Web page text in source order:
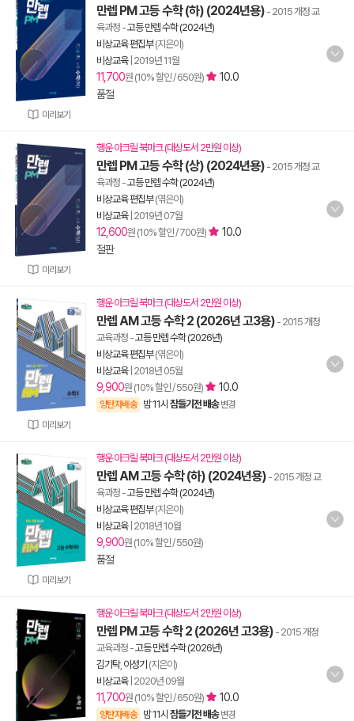
미리보기
만렙 PM 고등 수학 (하) (2024년용) - 2015 개정 교
육과정 -고등 만렙 수학 (2024년)
비상교육 편집부(지은이)
비상교육| 2019년 11월
11,700원 (10% 할인 / 650원)
10.0
품절
미리보기
행운 아크릴 북마크 (대상도서 2만원 이상)
만렙 PM 고등 수학 (상) (2024년용) - 2015 개정 교
육과정 -고등 만렙 수학 (2024년)
비상교육 편집부(엮은이)
비상교육| 2019년 07월
12,600원 (10% 할인 / 700원)
10.0
절판
미리보기
행운 아크릴 북마크 (대상도서 2만원 이상)
만렙 AM 고등 수학 2 (2026년 고3용) - 2015 개정
교육과정 -고등 만렙 수학 (2026년)
비상교육 편집부(엮은이)
비상교육| 2018년 05월
9,900원 (10% 할인 / 550원) 10.0
양탄자배송 밤 11시 잠들기전 배송 변경
미리보기
행운 아크릴 북마크 (대상도서 2만원 이상)
만렙 AM 고등 수학 (하) (2024년용) - 2015 개정 교
육과정 -고등 만렙 수학 (2024년)
비상교육 편집부(지은이)
비상교육| 2018년 10월
9,900원 (10% 할인 / 550원)
품절
행운 아크릴 북마크 (대상도서 2만원 이상)
만렙 PM 고등 수학 2 (2026년 고3용) - 2015 개정
교육과정 -고등 만렙 수학 (2026년)
김기탁, 이성기 (지은이)
비상교육| 2020년 09월
11,700원 (10% 할인 / 650원) 10.0
양탄자배송 밤 11시 잠들기전 배송 변경